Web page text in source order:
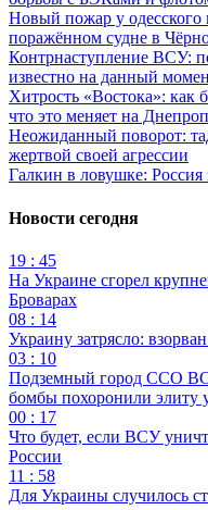
Новый пожар у одесского
поражённом судне в
Контрнаступление ВСУ:
известно на данный
Хитрость «Востока»: как
что это меняет на
Неожиданный поворот:
жертвой своей агрессии
Галкин в ловушке: Россия
Новости сегодня
19 : 45
На Украине сгорел
Броварах
08 : 14
Украину затрясло:
03 : 10
Подземный город ССО
бомбы похоронили элиту
00 : 17
Что будет, если ВСУ
России
11 : 58
Для Украины случилось